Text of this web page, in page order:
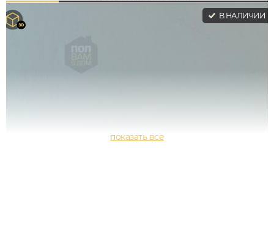
В НАЛИЧИИ